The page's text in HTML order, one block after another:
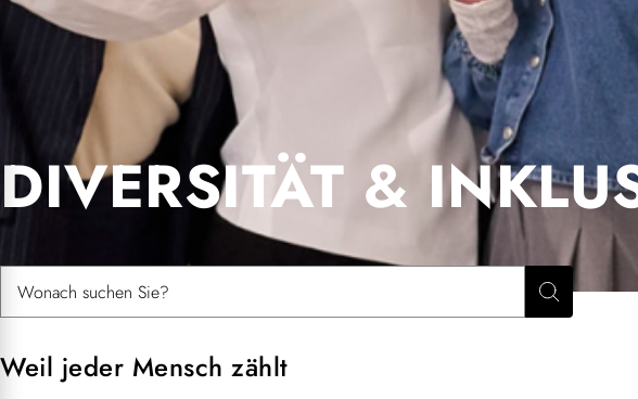
DIVERSITÄT &
Suchen nach:
Suchen
Weil jeder Mensch zählt